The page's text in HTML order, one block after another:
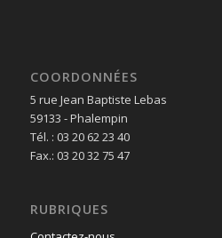
COORDONNÉES
5 rue Jean Baptiste Lebas
59133 - Phalempin
Tél. : 03 20 62 23 40
Fax.: 03 20 32 75 47
RUBRIQUES